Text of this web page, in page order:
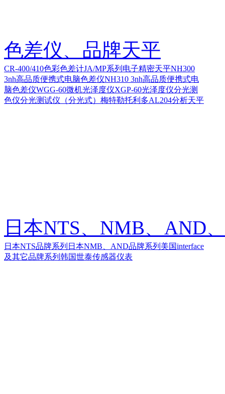
色差仪、品牌天平
CR-400/410色彩色差计JA/MP系列电子精密天平NH300
3nh高品质便携式电脑色差仪NH310 3nh高品质便携式电
脑色差仪WGG-60微机光泽度仪XGP-60光泽度仪分光测
色仪分光测试仪（分光式） 梅特勒托利多AL204分析天平
日本NTS、NMB、AND
日本NTS品牌系列 日本NMB、AND品牌系列 美国interface
及其它品牌系列 韩国世泰传感器仪表